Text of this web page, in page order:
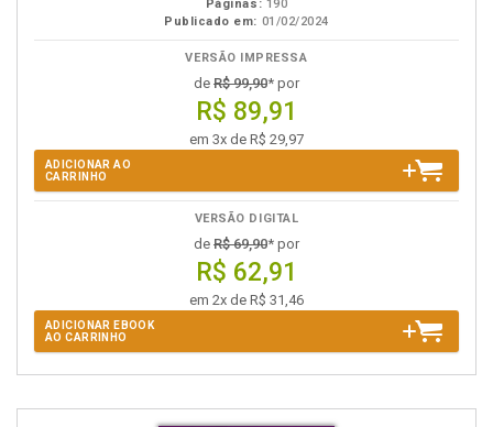
Páginas: 190
Publicado em: 01/02/2024
VERSÃO IMPRESSA
de R$ 99,90* por
R$ 89,91
em 3x de R$ 29,97
ADICIONAR AO
CARRINHO
VERSÃO DIGITAL
de R$ 69,90* por
R$ 62,91
em 2x de R$ 31,46
ADICIONAR EBOOK
AO CARRINHO